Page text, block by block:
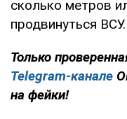
сколько метров
продвинуться ВСУ.
Только
Telegram-канале
на фейки!